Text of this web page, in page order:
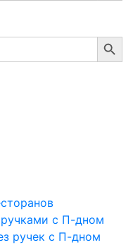
Search Button
с П-дном
ручек с П-дном